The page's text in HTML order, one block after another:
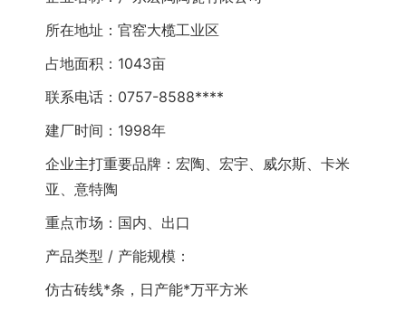
所在地址：官窑大榄工业区
占地面积：1043亩
联系电话：0757-8588****
建厂时间：1998年
企业主打重要品牌：宏陶、宏宇、威尔斯、卡米
亚、意特陶
重点市场：国内、出口
产品类型 / 产能规模：
仿古砖线*条，日产能*万平方米